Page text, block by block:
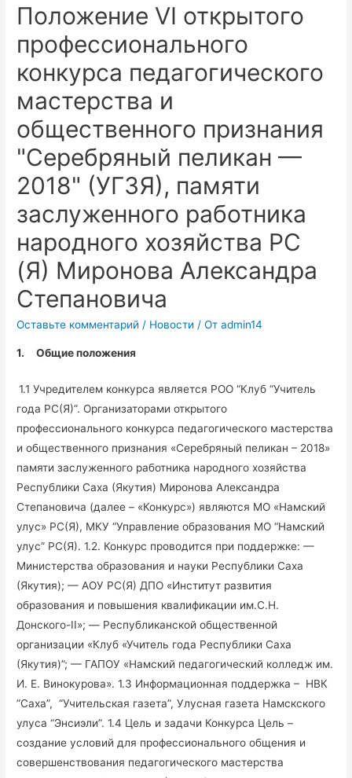
Положение VI открытого
профессионального
конкурса педагогического
мастерства и
общественного признания
"Серебряный пеликан —
2018" (УГЗЯ), памяти
заслуженного работника
народного хозяйства РС
(Я) Миронова Александра
Степановича
Оставьте комментарий / Новости / От admin14
1.Общие положения
1.1 Учредителем конкурса является РОО “Клуб “Учитель
года РС(Я)”. Организаторами открытого
профессионального конкурса педагогического мастерства
и общественного признания «Серебряный пеликан – 2018»
памяти заслуженного работника народного хозяйства
Республики Саха (Якутия) Миронова Александра
Степановича (далее – «Конкурс») являются МО «Намский
улус» РС(Я), МКУ “Управление образования МО “Намский
улус” РС(Я). 1.2. Конкурс проводится при поддержке: —
Министерства образования и науки Республики Саха
(Якутия); — АОУ РС(Я) ДПО «Институт развития
образования и повышения квалификации им.С.Н.
Донского-II»; — Республиканской общественной
организации «Клуб «Учитель года Республики Саха
(Якутия)”; — ГАПОУ «Намский педагогический колледж им.
И. Е. Винокурова». 1.3 Информационная поддержка – НВК
”Саха”, “Учительская газета”, Улусная газета Намскского
улуса “Энсиэли”. 1.4 Цель и задачи Конкурса Цель –
создание условий для профессионального общения и
совершенствования педагогического мастерства